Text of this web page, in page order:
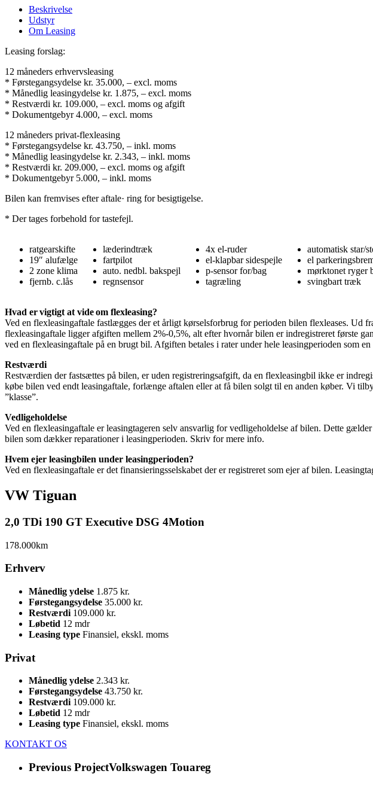
Beskrivelse
Udstyr
Om Leasing
Leasing forslag:
12 måneders erhvervsleasing
* Førstegangsydelse kr. 35.000, – excl. moms
* Månedlig leasingydelse kr. 1.875, – excl. moms
* Restværdi kr. 109.000, – excl. moms og afgift
* Dokumentgebyr 4.000, – excl. moms
12 måneders privat-flexleasing
* Førstegangsydelse kr. 43.750, – inkl. moms
* Månedlig leasingydelse kr. 2.343, – inkl. moms
* Restværdi kr. 209.000, – excl. moms og afgift
* Dokumentgebyr 5.000, – inkl. moms
Bilen kan fremvises efter aftale· ring for besigtigelse.
* Der tages forbehold for tastefejl.
ratgearskifte
19″ alufælge
2 zone klima
fjernb. c.lås
læderindtræk
fartpilot
auto. nedbl. bakspejl
regnsensor
4x el-ruder
el-klapbar sidespejle
p-sensor for/bag
tagræling
automatisk star/
el
mørktonet ryger
svingbart træk
Hvad er vigtigt at vide om flexleasing?
Ved en flexleasingaftale fastlægges der et årligt kørselsforbrug for perioden bilen flexleases. Ud
flexleasingaftale ligger afgiften mellem 2%-0,5%, alt efter hvornår bilen er indregistreret første
ved en flexleasingaftale på en brugt bil. Afgiften betales i rater under hele leasingperioden som
Restværdi
Restværdien der fastsættes på bilen, er uden registreringsafgift, da en flexleasingbil ikke er
købe bilen ved endt leasingaftale, forlænge aftalen eller at få bilen solgt til en anden køber. Vi
”klasse”.
Vedligeholdelse
Ved en flexleasingaftale er leasingtageren selv ansvarlig for vedligeholdelse af bilen. Dette
bilen som dækker reparationer i leasingperioden. Skriv for mere info.
Hvem ejer leasingbilen under leasingperioden?
Ved en flexleasingaftale er det finansieringsselskabet der er registreret som ejer af bilen.
VW Tiguan
2,0 TDi 190 GT Executive DSG 4Motion
178.000km
Erhverv
Månedlig ydelse 1 .875 kr.
Førstegangsydelse 35.000 kr.
Restværdi 109.000 kr.
Løbetid 12 mdr
Leasing type Finansiel, ekskl. moms
Privat
Månedlig ydelse 2.343 kr.
Førstegangsydelse 43.750 kr.
Restværdi 109.000 kr.
Løbetid 12 mdr
Leasing type Finansiel, ekskl. moms
KONTAKT OS
Previous ProjectVolkswagen Touareg